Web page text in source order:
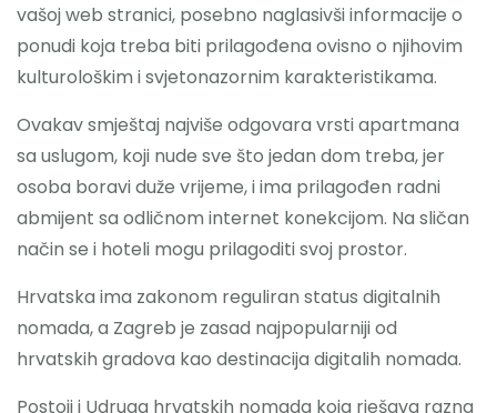
vašoj web stranici, posebno naglasivši informacije o
ponudi koja treba biti prilagođena ovisno o njihovim
kulturološkim i svjetonazornim karakteristikama.
Ovakav smještaj najviše odgovara vrsti apartmana
sa uslugom, koji nude sve što jedan dom treba, jer
osoba boravi duže vrijeme, i ima prilagođen radni
abmijent sa odličnom internet konekcijom. Na sličan
način se i hoteli mogu prilagoditi svoj prostor.
Hrvatska ima zakonom reguliran status digitalnih
nomada, a Zagreb je zasad najpopularniji od
hrvatskih gradova kao destinacija digitalih nomada.
Postoji i Udruga hrvatskih nomada koja rješava razna